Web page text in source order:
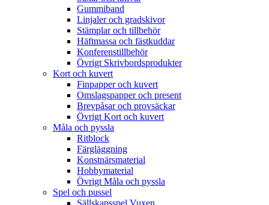
Gummiband
Linjaler och gradskivor
Stämplar och tillbehör
Häftmassa och fästkuddar
Konferenstillbehör
Övrigt Skrivbordsprodukter
Kort och kuvert
Finpapper och kuvert
Omslagspapper och present
Brevpåsar och provsäckar
Övrigt Kort och kuvert
Måla och pyssla
Ritblock
Färgläggning
Konstnärsmaterial
Hobbymaterial
Övrigt Måla och pyssla
Spel och pussel
Sällskapsspel Vuxen